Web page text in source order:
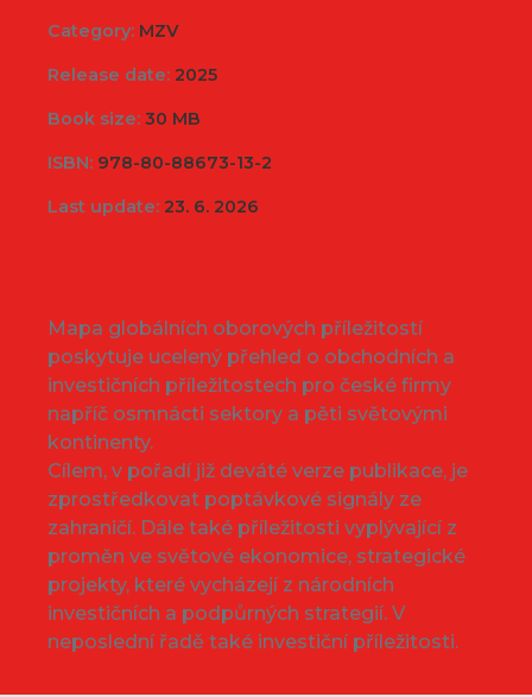
Category: MZV
Release date: 2025
Book size: 30 MB
ISBN: 978-80-88673-13-2
Last update: 23. 6. 2026
Mapa globálních oborových příležitostí
poskytuje ucelený přehled o obchodních a
investičních příležitostech pro české firmy
napříč osmnácti sektory a pěti světovými
kontinenty.
Cílem, v pořadí již deváté verze publikace, je
zprostředkovat poptávkové signály ze
zahraničí. Dále také příležitosti vyplývající z
proměn ve světové ekonomice, strategické
projekty, které vycházejí z národních
investičních a podpůrných strategií. V
neposlední řadě také investiční příležitosti.